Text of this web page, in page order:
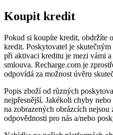
Koupit kredit
Pokud si koupíte kredit, obdržíte
kredit. Poskytovatel je
při aktivaci kreditu je mezi vámi
smlouva. Recharge.com je
odpovídá za možnost úvěru
Popis zboží od různých
nejpřesnější. Jakékoli chyby
na zobrazených obrázcích nejsou
odpovědnosti pro nás a/nebo